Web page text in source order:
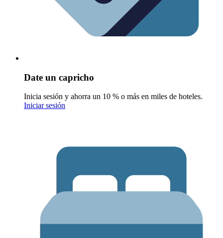
Date un capricho
Inicia sesión y ahorra un 10 % o más en miles de hoteles.
Iniciar sesión